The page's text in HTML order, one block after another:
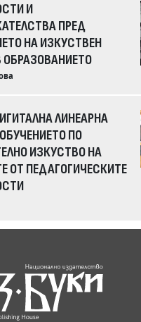
И
ПРЕД
НА ИЗКУСТВЕН
ОБРАЗОВАНИЕТО
ЛИНЕАРНА
ПО
ИЗКУСТВО НА
ОТ ПЕДАГОГИЧЕСКИТЕ